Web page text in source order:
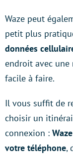
Waze peut
petit plus
données
endroit avec une
facile à faire.
Il vous suffit de
choisir un
connexion :
votre téléphone,